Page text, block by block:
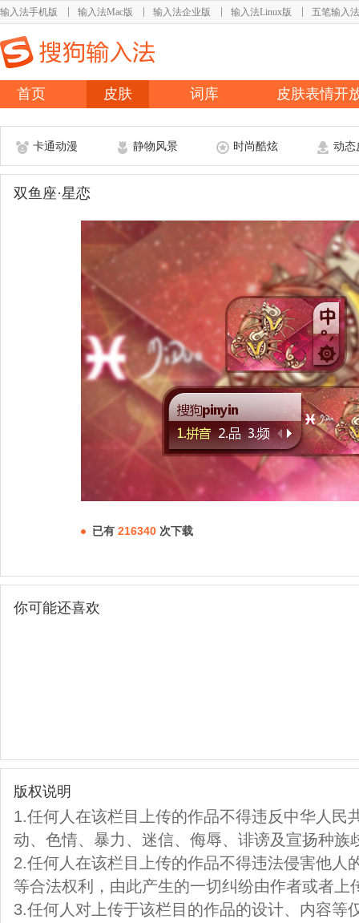
输入法手机版 输入法Mac版 输入法企业版 输入法Linux版 五笔输入法
首页 皮肤 词库 皮肤表情开
卡通动漫 静物风景 时尚酷炫 动态
双鱼座·星恋
已有 216340 次下载
你可能还喜欢
版权说明
1.任何人在该栏目上传的作品不得违反中华人民
动、色情、暴力、迷信、侮辱、诽谤及宣扬种族
2.任何人在该栏目上传的作品不得违法侵害他人
等合法权利，由此产生的一切纠纷由作者或者上
3.任何人对上传于该栏目的作品的设计、内容等